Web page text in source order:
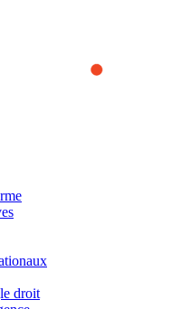
the best experience on
find out how you can disable
droit